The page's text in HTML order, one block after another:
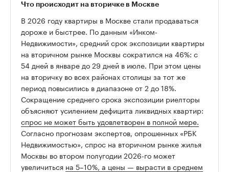
Что происходит на вторичке в Москве
В 2026 году квартиры в Москве стали продаваться
дороже и быстрее. По данным «Инком-
Недвижимости», средний срок экспозиции квартиры
на вторичном рынке Москвы сократился на 46%: с
54 дней в январе до 29 дней в июле. При этом цены
на вторичку во всех районах столицы за тот же
период повысились в диапазоне от 2 до 18%.
Сокращение среднего срока экспозиции риелторы
объясняют усилением дефицита ликвидных квартир:
спрос не может быть удовлетворен в полной мере.
Согласно прогнозам экспертов, опрошенных «РБК
Недвижимостью», спрос на вторичном рынке жилья
Москвы во втором полугодии 2026-го может
увеличиться на 5–10%, а цены — вырасти в среднем